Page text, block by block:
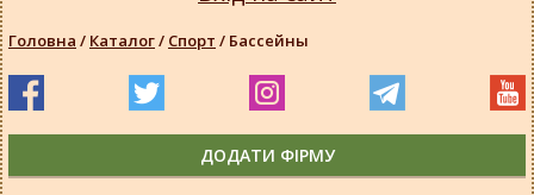
Головна / Каталог/ Спорт / Бассейны
ДОДАТИ ФІРМУ